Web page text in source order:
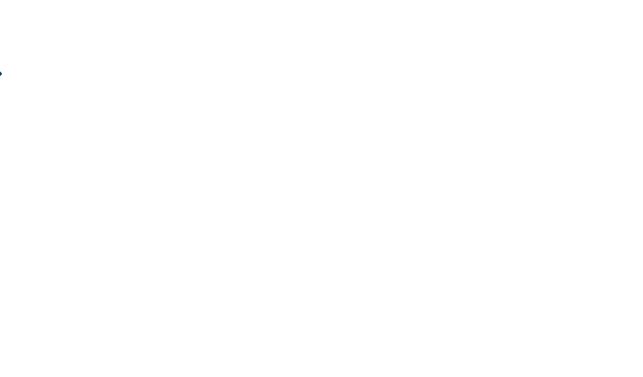
Następna